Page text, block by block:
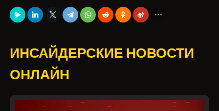
ИНСАЙДЕРСКИЕ НОВОСТИ
ОНЛАЙН